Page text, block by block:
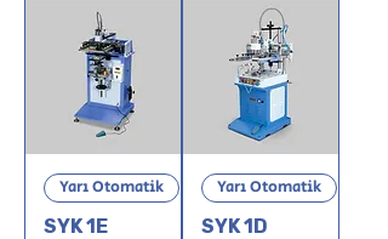
Yarı Otomatik
SYK 1E
Yarı Otomatik
SYK 1D